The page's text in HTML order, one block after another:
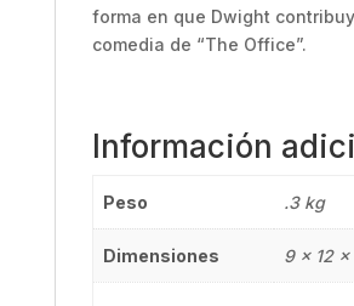
forma en que Dwight
comedia de “The Office”.
Información
Peso .3 kg
Dimensiones 9 × 12 ×